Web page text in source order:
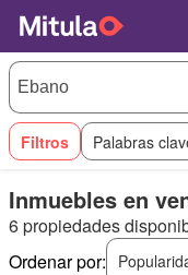
Filtros Palabras
Inmuebles en
6 propiedades
Ordenar por: